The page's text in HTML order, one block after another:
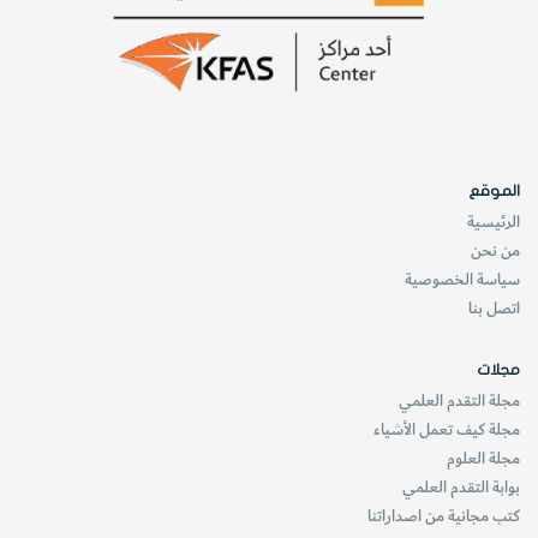
الموقع
الرئيسية
من نحن
سياسة الخصوصية
اتصل بنا
مجلات
مجلة التقدم العلمي
مجلة كيف تعمل الأشياء
مجلة العلوم
بوابة التقدم العلمي
كتب مجانية من اصداراتنا